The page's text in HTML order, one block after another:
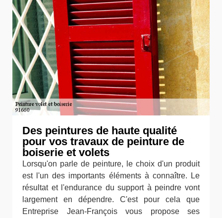
Des peintures de haute qualité
pour vos travaux de peinture de
boiserie et volets
Lorsqu'on parle de peinture, le choix d'un produit
est l'un des importants éléments à connaître. Le
résultat et l'endurance du support à peindre vont
largement en dépendre. C'est pour cela que
Entreprise Jean-François vous propose ses